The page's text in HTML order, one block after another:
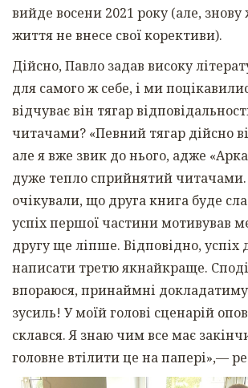
вийде восени 2021 року (але,
життя не внесе свої корективи).
Дійсно, Павло задав високу
для самого ж себе, і ми
відчуває він тягар
читачами? «Певний тягар дійсно
але я вже звик до нього, адже
дуже тепло сприйнятий
очікували, що друга книга буде
успіх першої частини мотивував
другу ще ліпше. Відповідно, успіх
написати третю якнайкраще.
впораюся, принаймні
зусиль! У моїй голові сценарій
склався. Я знаю чим все має
головне втілити це на папері»,—